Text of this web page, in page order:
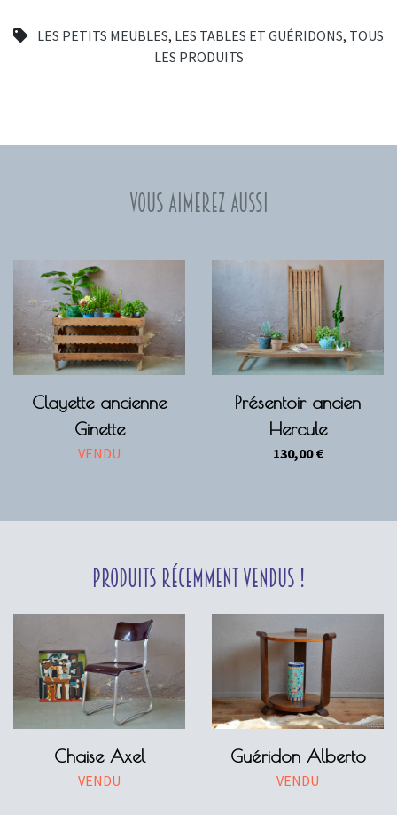
LES PETITS MEUBLES, LES TABLES ET GUÉRIDONS, TOUS
LES PRODUITS
Vous aimerez aussi
Clayette ancienne
Ginette
VENDU
Présentoir ancien
Hercule
130,00€
Produits récemment vendus !
Chaise Axel
VENDU
Guéridon Alberto
VENDU